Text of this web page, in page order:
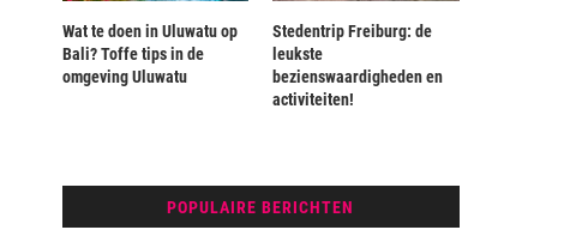
Wat te doen in Uluwatu op
Bali? Toffe tips in de
omgeving Uluwatu
Stedentrip Freiburg: de
leukste
bezienswaardigheden en
activiteiten!
POPULAIRE BERICHTEN